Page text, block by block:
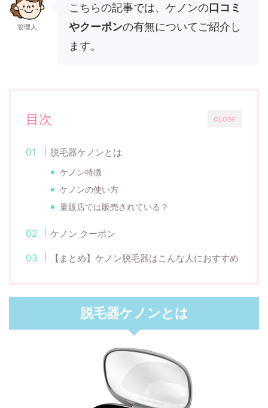
管理人
こちらの記事では、ケノンの口コミ
やクーポンの有無についてご紹介し
ます。
CLOSE
目次
脱毛器ケノンとは
ケノン特徴
ケノンの使い方
量販店では販売されている？
ケノン クーポン
【まとめ】ケノン脱毛器はこんな人におすすめ
脱毛器ケノンとは